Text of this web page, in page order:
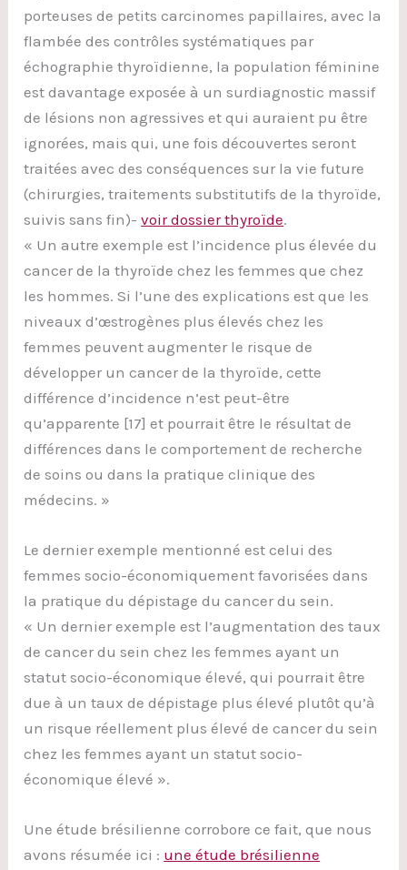
porteuses de petits carcinomes papillaires, avec la
flambée des contrôles systématiques par
échographie thyroïdienne, la population féminine
est davantage exposée à un surdiagnostic massif
de lésions non agressives et qui auraient pu être
ignorées, mais qui, une fois découvertes seront
traitées avec des conséquences sur la vie future
(chirurgies, traitements substitutifs de la thyroïde,
suivis sans fin)-voir dossier thyroïde.
« Un autre exemple est l’incidence plus élevée du
cancer de la thyroïde chez les femmes que chez
les hommes. Si l’une des explications est que les
niveaux d’œstrogènes plus élevés chez les
femmes peuvent augmenter le risque de
développer un cancer de la thyroïde, cette
différence d’incidence n’est peut-être
qu’apparente [17] et pourrait être le résultat de
différences dans le comportement de recherche
de soins ou dans la pratique clinique des
médecins. »
Le dernier exemple mentionné est celui des
femmes socio-économiquement favorisées dans
la pratique du dépistage du cancer du sein.
« Un dernier exemple est l’augmentation des taux
de cancer du sein chez les femmes ayant un
statut socio-économique élevé, qui pourrait être
due à un taux de dépistage plus élevé plutôt qu’à
un risque réellement plus élevé de cancer du sein
chez les femmes ayant un statut socio-
économique élevé ».
Une étude brésilienne corrobore ce fait, que nous
avons résumée ici : une étude brésilienne